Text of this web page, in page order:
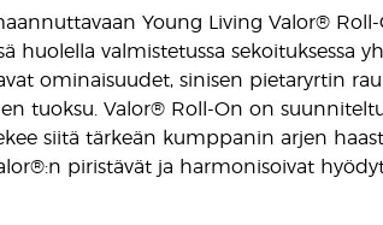
Young Living Valor®
huolella valmistetussa sekoituksessa
ominaisuudet, sinisen pietaryrtin
tuoksu. Valor® Roll-On on
siitä tärkeän kumppanin arjen
piristävät ja harmonisoivat